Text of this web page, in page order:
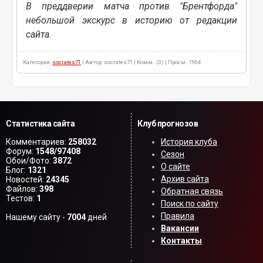
В преддверии матча против "Брентфорда"
небольшой экскурс в историю от редакции
сайта.
Категория: socrates71 | Автор: socrates71 | Комм.: (0) | Просм.: 1904
Статистика сайта
Комментариев: 258032
Форум: 1548/97408
Обои/Фото: 3872
Блог: 1321
Новостей: 24345
Файлов: 398
Тестов: 1
Нашему сайту - 7004дней
Клуб прогнозов
История клуба
Сезон
О сайте
Архив сайта
Обратная связь
Поиск по сайту
Правила
Вакансии
Контакты